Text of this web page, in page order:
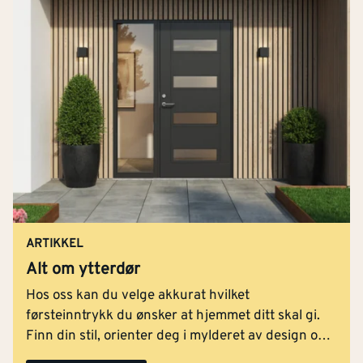
eksempel på hytter og hus som kan være utsatt
for sjøsprøyt.
Hengsler,dørhåndtak og andre detaljer bør være av
høy kvalitet for god holdbarhet.
Design og farge på døren
Ytterdøren bør passe til husets arkitektur og din
personlige stil. Valg av farge og utforming på
ytterdøren, kan dessuten endre hele inntrykket av
fasaden på huset.
Hos oss finner du ytterdører i mange farger og design.
De fleste dørene kommer i standard fargevalg, men
kan tilpasses dine ønsker mot et tillegg i prisen.
Kontakt ditt nærmeste byggevarehus for mer
ARTIKKEL
Alt om ytterdør
Hos oss kan du velge akkurat hvilket
førsteinntrykk du ønsker at hjemmet ditt skal gi.
Finn din stil, orienter deg i mylderet av design og
funksjonalitet, og tilpass valget av ytterdør helt